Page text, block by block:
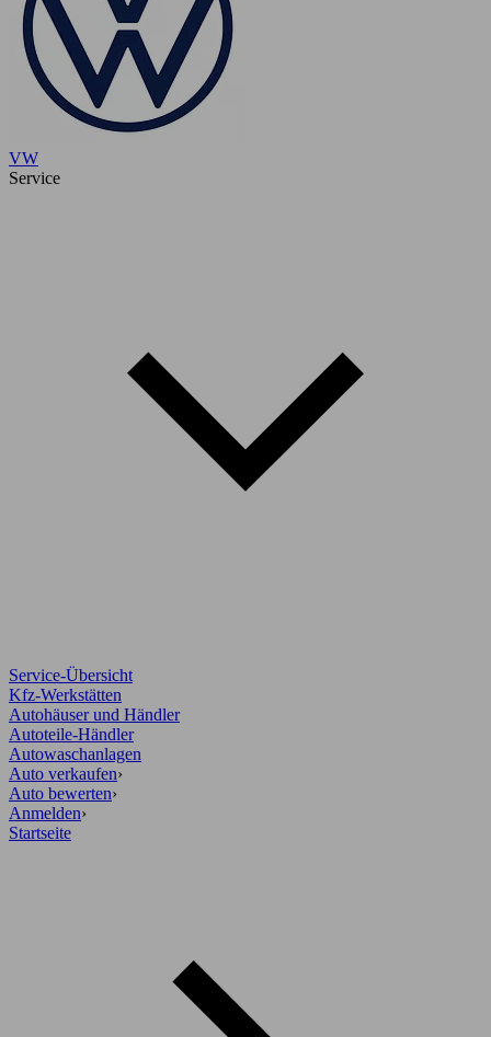
VW
Service
Service-Übersicht
Kfz-Werkstätten
Autohäuser und Händler
Autoteile-Händler
Autowaschanlagen
Auto verkaufen›
Auto bewerten›
Anmelden›
Startseite